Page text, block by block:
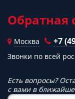
Обратная
Москва +7
Звонки по всей
Есть вопросы?
с вами в